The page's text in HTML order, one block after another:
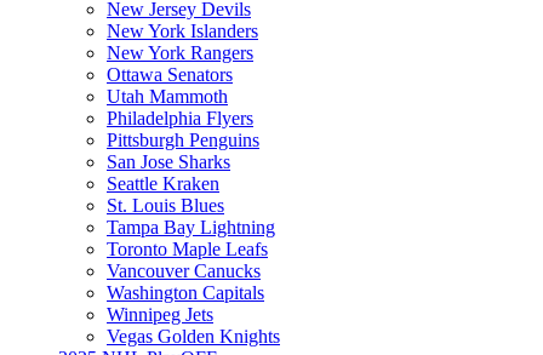
New Jersey Devils
New York Islanders
New York Rangers
Ottawa Senators
Utah Mammoth
Philadelphia Flyers
Pittsburgh Penguins
San Jose Sharks
Seattle Kraken
St. Louis Blues
Tampa Bay Lightning
Toronto Maple Leafs
Vancouver Canucks
Washington Capitals
Winnipeg Jets
Vegas Golden Knights